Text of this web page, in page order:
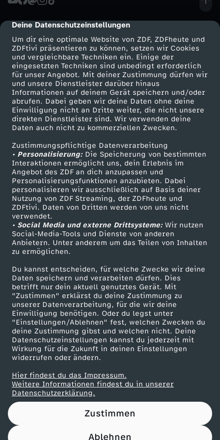
cmp-dialog-description
Deine Datenschutzeinstellungen
Um dir eine optimale Website von ZDF, ZDFheute und
ZDFtivi präsentieren zu können, setzen wir Cookies
und vergleichbare Techniken ein. Einige der
eingesetzten Techniken sind unbedingt erforderlich
für unser Angebot. Mit deiner Zustimmung dürfen wir
und unsere Dienstleister darüber hinaus
Informationen auf deinem Gerät speichern und/oder
abrufen. Dabei geben wir deine Daten ohne deine
Einwilligung nicht an Dritte weiter, die nicht unsere
direkten Dienstleister sind. Wir verwenden deine
Daten auch nicht zu kommerziellen Zwecken.
Zustimmungspflichtige Datenverarbeitung
• Personalisierung:Die Speicherung von bestimmten
Interaktionen ermöglicht uns, dein Erlebnis im
Angebot des ZDF an dich anzupassen und
Personalisierungsfunktionen anzubieten. Dabei
personalisieren wir ausschließlich auf Basis deiner
Nutzung von ZDF Streaming, der ZDFheute und
ZDFtivi. Daten von Dritten werden von uns nicht
verwendet.
• Social Media und externe Drittsysteme:Wir nutzen
Social-Media-Tools und Dienste von anderen
Anbietern. Unter anderem um das Teilen von Inhalten
zu ermöglichen.
Du kannst entscheiden, für welche Zwecke wir deine
Daten speichern und verarbeiten dürfen. Dies
betrifft nur dein aktuell genutztes Gerät. Mit
"Zustimmen" erklärst du deine Zustimmung zu
unserer Datenverarbeitung, für die wir deine
Einwilligung benötigen. Oder du legst unter
"Einstellungen/Ablehnen" fest, welchen Zwecken du
deine Zustimmung gibst und welchen nicht. Deine
Datenschutzeinstellungen kannst du jederzeit mit
Wirkung für die Zukunft in deinen Einstellungen
widerrufen oder ändern.
Hier findest du das Impressum.
Weitere Informationen findest du in unserer
Datenschutzerklärung.
Zustimmen
Ablehnen
e
n
e
r
S
e
i
t
e
i
n
g
P
o
t
e
n
t
i
a
l
s
c
h
e
n
F
e
l
s
u
n
d
F
l
u
s
Mehr ZDF
ZDF-Apps
Smart TV
ZDFtext
Livestreams
Sendungen A-Z
TV-Programm
Service
ZDFmitreden
Kontakt zum ZDF
Tickets
Zuschauerservice
Hilfe
ZDF Unternehmen
Karriere
ZDF goes Schule
Werbefernsehen
Mainzelmännchen
Partner